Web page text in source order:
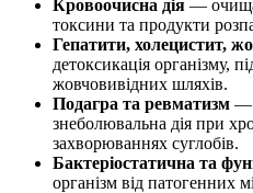
Кровоочисна дія —
токсини та продукти
Гепатити, холецистит,
детоксикація організму,
жовчовивідних шляхів.
Подагра та ревматизм —
знеболювальна дія при
захворюваннях суглобів.
Бактеріостатична та
організм від патогенних